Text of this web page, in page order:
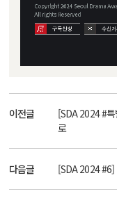
이전글
[SDA 2024 #
로
다음글 [SDA 2024 #6]